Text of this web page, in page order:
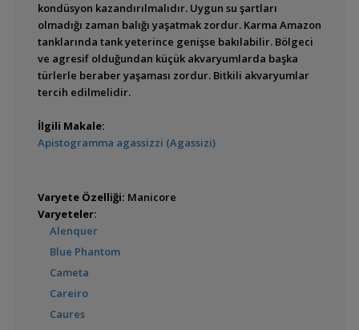
australis (Basketmouth)
kondüsyon kazandırılmalıdır. Uygun su şartları
olmadığı zaman balığı yaşatmak zordur. Karma Amazon
tanklarında tank yeterince genişse bakılabilir. Bölgeci
ve agresif olduğundan küçük akvaryumlarda başka
türlerle beraber yaşaması zordur. Bitkili akvaryumlar
tercih edilmelidir.
İlgili Makale:
Apistogramma agassizzi (Agassizi)
Varyete Özelliği: Manicore
Varyeteler:
Alenquer
Blue Phantom
Cameta
Careiro
Caures